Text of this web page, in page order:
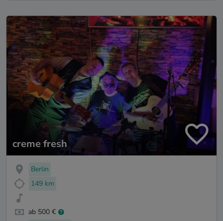
creme fresh
Berlin
149 km
ab 500 €